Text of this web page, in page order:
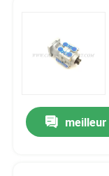
A propos de
Visite d'usine